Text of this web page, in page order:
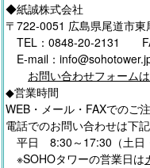
◆紙誠株式会社
〒722-0051 広島県尾道市東
TEL：0848-20-2131
E-mail：
お問い合わせフォーム
◆営業時間
WEB・メール・FAXでのご
電話でのお問い合わせは下
平日 8:30～17:30（土日
※SOHOタワーの営業日は